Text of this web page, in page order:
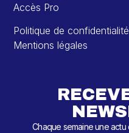
Accès Pro
Politique de confidentialité
Mentions légales
Chaque semaine une